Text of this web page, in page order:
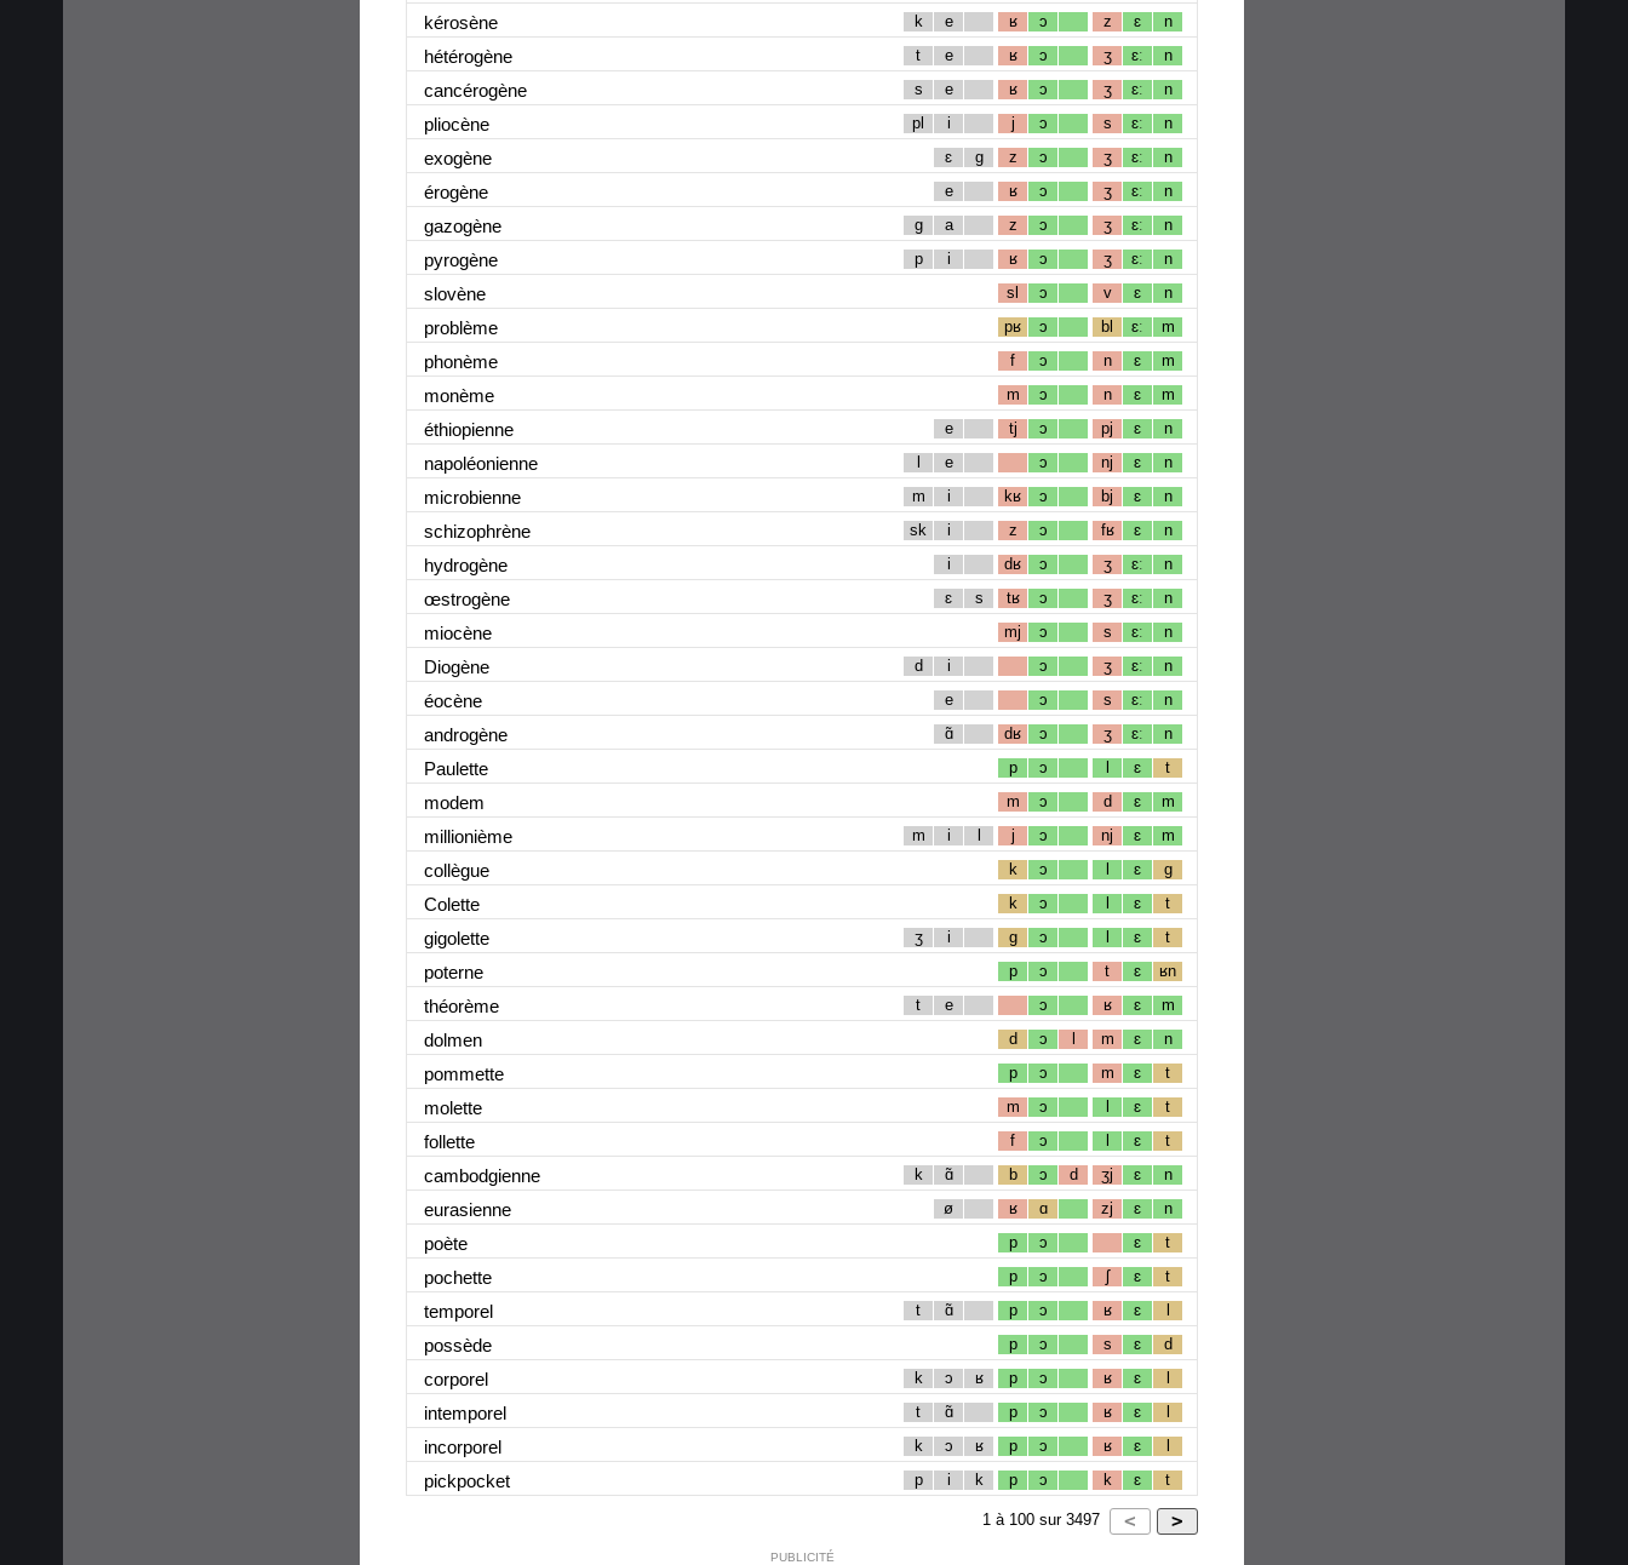
kérosène k e ʁ ɔ z ɛ n
hétérogène t e ʁ ɔ ʒ ɛː n
cancérogène s e ʁ ɔ ʒ ɛː n
pliocène pl i j ɔ s ɛː n
exogène ɛ g z ɔ ʒ ɛː n
érogène e ʁ ɔ ʒ ɛː n
gazogène g a z ɔ ʒ ɛː n
pyrogène p i ʁ ɔ ʒ ɛː n
slovène sl ɔ v ɛ n
problème pʁ ɔ bl ɛː m
phonème f ɔ n ɛ m
monème m ɔ n ɛ m
éthiopienne e tj ɔ pj ɛ n
napoléonienne l e ɔ nj ɛ n
microbienne m i kʁ ɔ bj ɛ n
schizophrène sk i z ɔ fʁ ɛ n
hydrogène i dʁ ɔ ʒ ɛː n
œstrogène ɛ s tʁ ɔ ʒ ɛː n
miocène mj ɔ s ɛː n
Diogène d i ɔ ʒ ɛː n
éocène e ɔ s ɛː n
androgène ɑ̃ dʁ ɔ ʒ ɛː n
Paulette p ɔ l ɛ t
modem m ɔ d ɛ m
millionième m i l j ɔ nj ɛ m
collègue k ɔ l ɛ g
Colette k ɔ l ɛ t
gigolette ʒ i g ɔ l ɛ t
poterne p ɔ t ɛ ʁn
théorème t e ɔ ʁ ɛ m
dolmen d ɔ l m ɛ n
pommette p ɔ m ɛ t
molette m ɔ l ɛ t
follette f ɔ l ɛ t
cambodgienne k ɑ̃ b ɔ d ʒj ɛ n
eurasienne ø ʁ ɑ zj ɛ n
poète p ɔ ɛ t
pochette p ɔ ʃ ɛ t
temporel t ɑ̃ p ɔ ʁ ɛ l
possède p ɔ s ɛ d
corporel k ɔ ʁ p ɔ ʁ ɛ l
intemporel t ɑ̃ p ɔ ʁ ɛ l
incorporel k ɔ ʁ p ɔ ʁ ɛ l
pickpocket p i k p ɔ k ɛ t
1 à 100 sur 3497
PUBLICITÉ